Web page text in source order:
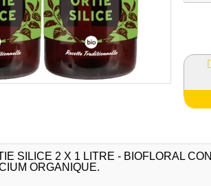
SILICE 2 X 1 LITRE - BIOFLORAL
ORGANIQUE.